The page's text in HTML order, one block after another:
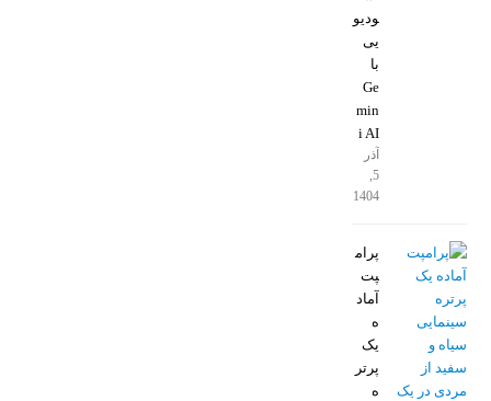
ودیو
یی
با
Ge
min
i AI
آذر
5,
1404
پرام
پت
آماد
ه
یک
پرتر
ه